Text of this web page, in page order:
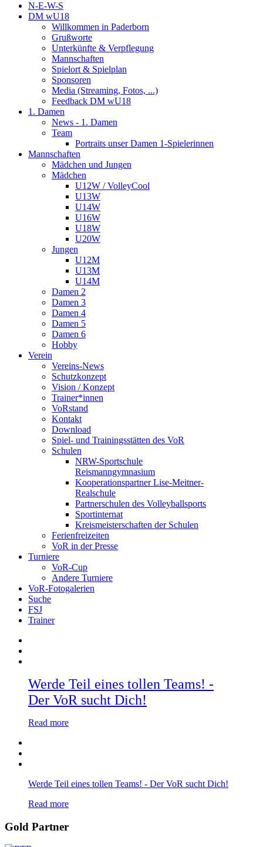
N-E-W-S
DM wU18
Willkommen in Paderborn
Grußworte
Unterkünfte & Verpflegung
Mannschaften
Spielort & Spielplan
Sponsoren
Media (Streaming, Fotos, ...)
Feedback DM wU18
1. Damen
News - 1. Damen
Team
Portraits unser Damen 1-Spielerinnen
Mannschaften
Mädchen und Jungen
Mädchen
U12W / VolleyCool
U13W
U14W
U16W
U18W
U20W
Jungen
U12M
U13M
U14M
Damen 2
Damen 3
Damen 4
Damen 5
Damen 6
Hobby
Verein
Vereins-News
Schutzkonzept
Vision / Konzept
Trainer*innen
VoRstand
Kontakt
Download
Spiel- und Trainingsstätten des VoR
Schulen
NRW-Sportschule
Reismanngymnasium
Kooperationspartner Lise-Meitner-
Realschule
Partnerschulen des Volleyballsports
Sportinternat
Kreismeisterschaften der Schulen
Ferienfreizeiten
VoR in der Presse
Turniere
VoR-Cup
Andere Turniere
VoR-Fotogalerien
Suche
FSJ
Trainer
Werde Teil eines tollen Teams! -
Der VoR sucht Dich!
Read more
Werde Teil eines tollen Teams! - Der VoR sucht Dich!
Read more
Gold Partner